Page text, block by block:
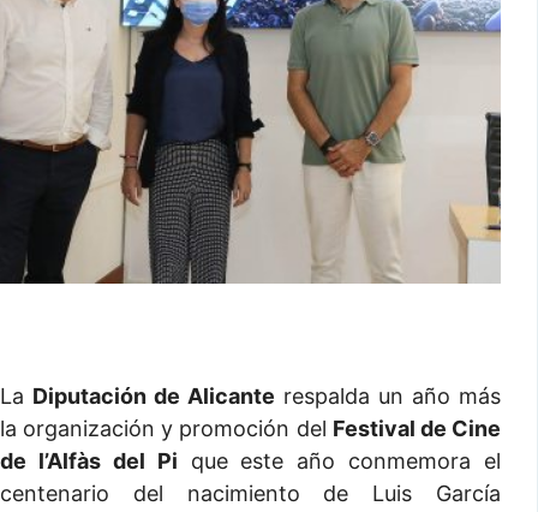
La Diputación de Alicante respalda un año más
la organización y promoción del Festival de Cine
de l’Alfàs del Pi que este año conmemora el
centenario del nacimiento de Luis García